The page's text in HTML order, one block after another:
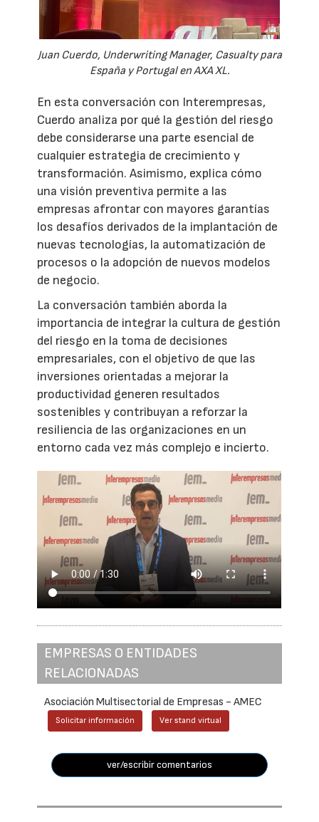
Juan Cuerdo, Underwriting Manager, Casualty para
España y Portugal en AXA XL.
En esta conversación con Interempresas,
Cuerdo analiza por qué la gestión del riesgo
debe considerarse una parte esencial de
cualquier estrategia de crecimiento y
transformación. Asimismo, explica cómo
una visión preventiva permite a las
empresas afrontar con mayores garantías
los desafíos derivados de la implantación de
nuevas tecnologías, la automatización de
procesos o la adopción de nuevos modelos
de negocio.
La conversación también aborda la
importancia de integrar la cultura de gestión
del riesgo en la toma de decisiones
empresariales, con el objetivo de que las
inversiones orientadas a mejorar la
productividad generen resultados
sostenibles y contribuyan a reforzar la
resiliencia de las organizaciones en un
entorno cada vez más complejo e incierto.
EMPRESAS O ENTIDADES
RELACIONADAS
Asociación Multisectorial de Empresas - AMEC
Solicitar información Ver stand virtual
ver/escribir comentarios